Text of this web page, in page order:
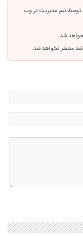
توسط تیم مدیریت در وب
شد.
منتشر نخواهد شد.